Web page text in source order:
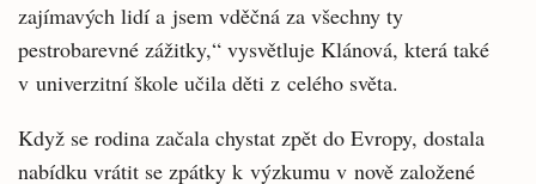
zajímavých lidí a jsem vděčná za všechny ty
pestrobarevné zážitky,“ vysvětluje Klánová, která také
v univerzitní škole učila děti z celého světa.
Když se rodina začala chystat zpět do Evropy, dostala
nabídku vrátit se zpátky k výzkumu v nově založené